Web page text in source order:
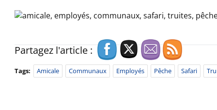
Partagez l'article :
Tags: Amicale Communaux Employés Pêche Safari